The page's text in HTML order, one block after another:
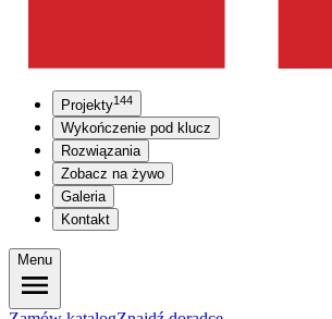
Projekty144
Wykończenie pod klucz
Rozwiązania
Zobacz na żywo
Galeria
Kontakt
Menu